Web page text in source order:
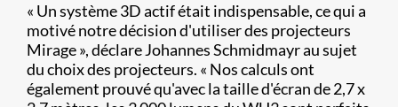
« Un système 3D actif était indispensable, ce qui a
motivé notre décision d'utiliser des projecteurs
Mirage », déclare Johannes Schmidmayr au sujet
du choix des projecteurs. « Nos calculs ont
également prouvé qu'avec la taille d'écran de 2,7 x